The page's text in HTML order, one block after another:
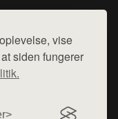
vise
siden fungerer
til de shops,